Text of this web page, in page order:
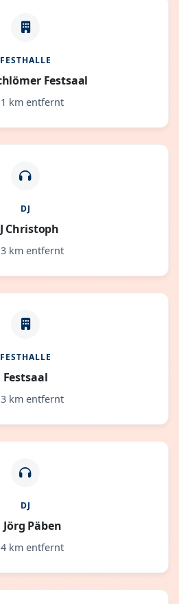
FESTHALLE
Festsaal
km entfernt
DJ
Christoph
km entfernt
FESTHALLE
Festsaal
km entfernt
DJ
Jörg Päben
km entfernt